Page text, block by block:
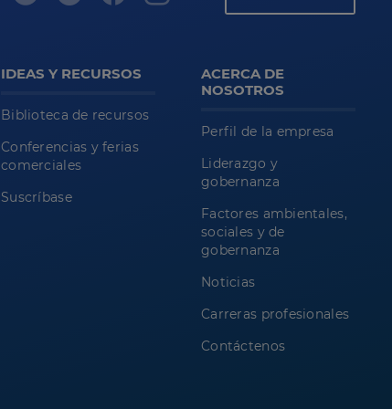
IDEAS Y RECURSOS
Biblioteca de recursos
Conferencias y ferias
comerciales
Suscríbase
ACERCA DE
NOSOTROS
Perfil de la empresa
Liderazgo y
gobernanza
Factores ambientales,
sociales y de
gobernanza
Noticias
Carreras profesionales
Contáctenos